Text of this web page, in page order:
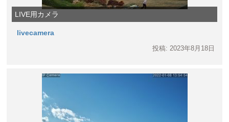
LIVE用カメラ
livecamera
投稿: 2023年8月18日